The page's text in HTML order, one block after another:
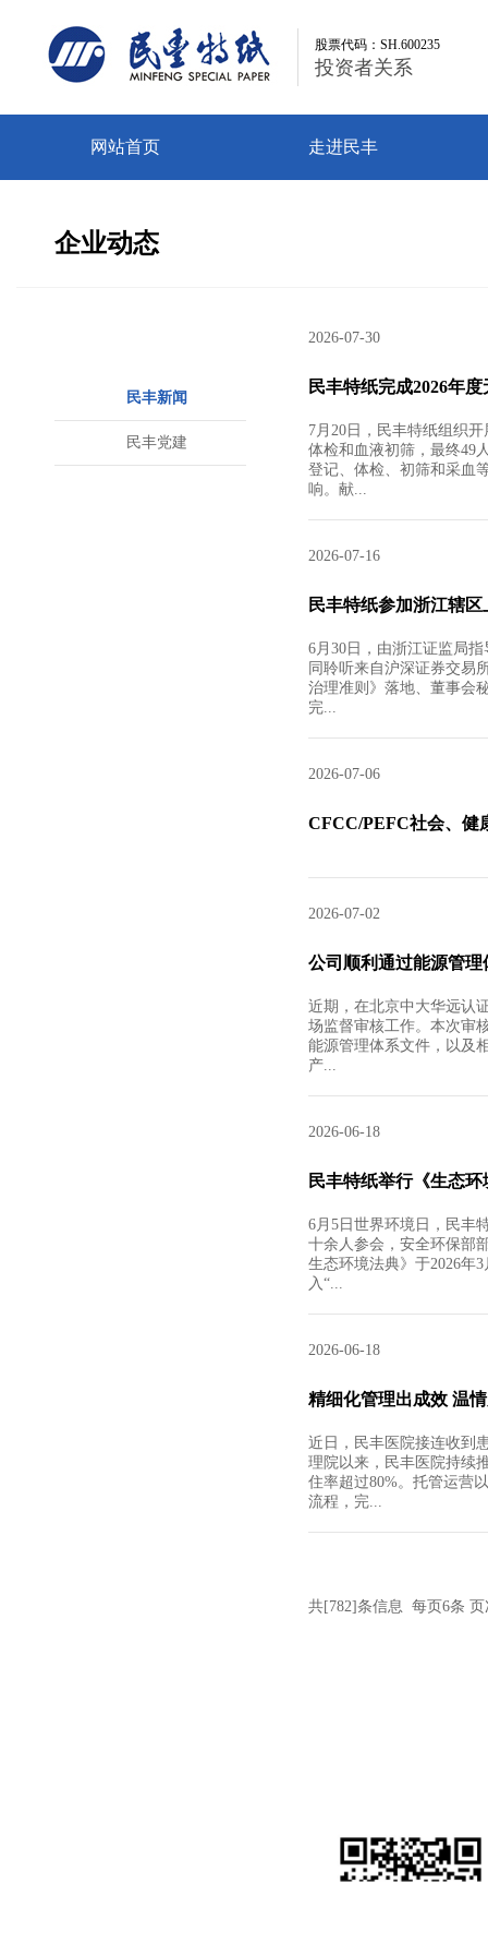
股票代码：SH.600235
投资者关系
股票代码：SH.600235
投资者关系
网站首页 走进民丰
企业动态
民丰新闻
民丰党建
2026-07-30
民丰特纸完成2026年
7月20日，民丰特纸组织
体检和血液初筛，最终49
登记、体检、初筛和采血
响。献...
2026-07-16
民丰特纸参加浙江辖
6月30日，由浙江证监局
同聆听来自沪深证券交易
治理准则》落地、董事会
完...
2026-07-06
CFCC/PEFC社会、健
2026-07-02
公司顺利通过能源管理
近期，在北京中大华远认
场监督审核工作。本次审
能源管理体系文件，以及
产...
2026-06-18
民丰特纸举行《生态
6月5日世界环境日，民丰
十余人参会，安全环保部
生态环境法典》于2026年
入“...
2026-06-18
精细化管理出成效 温
近日，民丰医院接连收到
理院以来，民丰医院持续
住率超过80%。托管运营
流程，完...
共[782]条信息 每页6条 页